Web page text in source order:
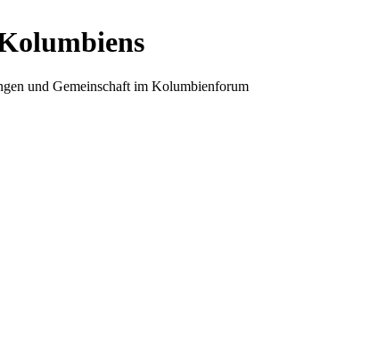
und Gemeinschaft im Kolumbienforum